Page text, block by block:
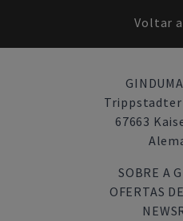
Voltar
Trippstadter
67663
SOBRE A
OFERTAS